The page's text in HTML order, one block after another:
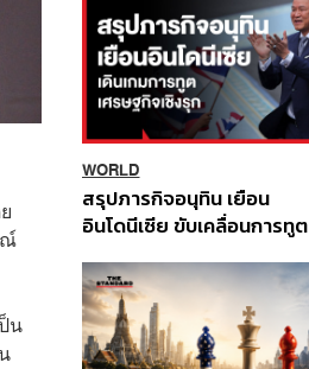
ณ์
น
WORLD
สรุปภารกิจอนุทิน เยือน
อินโดนีเซีย ขับเคลื่อนการทูต
ส่วนยุทธศาสตร์ไทย –
อินโดนีเซีย